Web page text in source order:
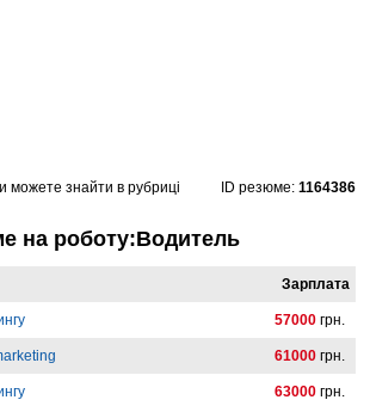
можете знайти в рубриці
ID резюме: 1164386
на роботу:Водитель
Зарплата
57000 грн.
61000 грн.
63000 грн.